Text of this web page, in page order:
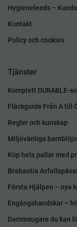
Hygieneleeds –
Kontakt
Policy och cookies
Tjänster
Komplett DURABLE-
Fläckguide Från A till
Regler och kunskap
Miljövänliga
Köp hela pallar med
Brabantia
Första Hjälpen – nya
Engångshandskar –
Dammsugare du kan